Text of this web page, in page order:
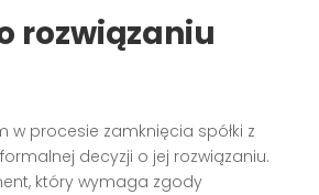
rozwiązaniu
w procesie zamknięcia spółki z
decyzji o jej rozwiązaniu.
który wymaga zgody